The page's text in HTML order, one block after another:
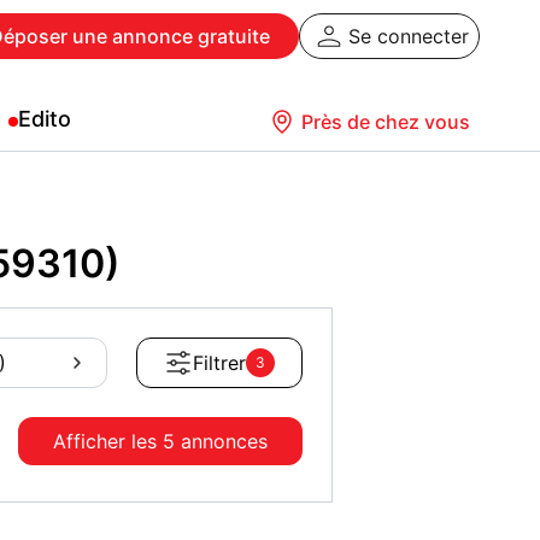
une annonce gratuite Se connecter
Edito Près de chez vous
Filtrer 3
Afficher les 5 annonces